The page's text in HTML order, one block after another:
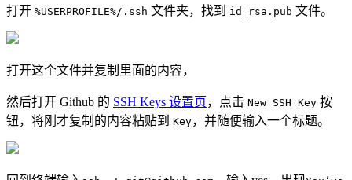
打开 %USERPROFILE%/.ssh 文件夹，找到 id_rsa.pub 文件。
打开这个文件并复制里面的内容，
然后打开 Github 的 SSH Keys 设置页，点击 New SSH Key 按
钮，将刚才复制的内容粘贴到 Key，并随便输入一个标题。